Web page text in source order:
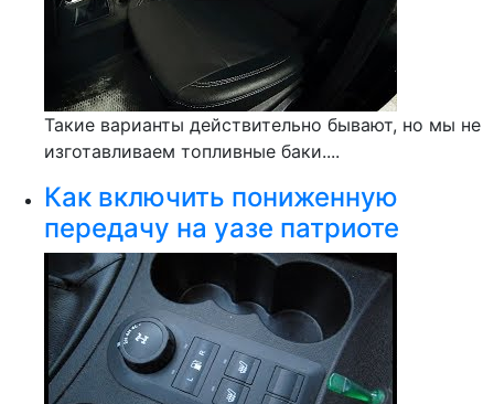
Такие варианты действительно бывают, но мы не
изготавливаем топливные баки....
Как включить пониженную
передачу на уазе патриоте